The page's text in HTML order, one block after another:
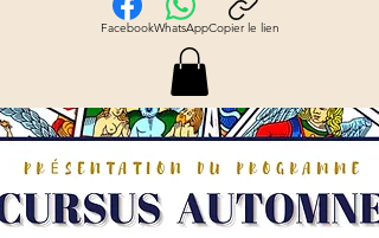
FacebookWhatsAppCopier le lien